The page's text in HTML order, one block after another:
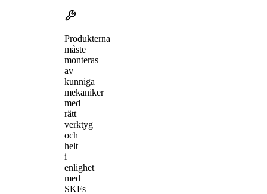
Produkterna
måste
monteras
av
kunniga
mekaniker
med
rätt
verktyg
och
helt
i
enlighet
med
SKFs